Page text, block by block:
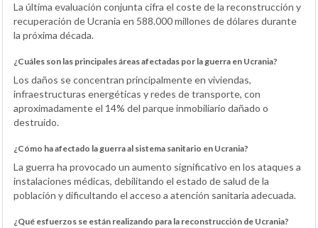
La última evaluación conjunta cifra el coste de la reconstrucción y
recuperación de Ucrania en 588.000 millones de dólares durante
la próxima década.
¿Cuáles son las principales áreas afectadas por la guerra en Ucrania?
Los daños se concentran principalmente en viviendas,
infraestructuras energéticas y redes de transporte, con
aproximadamente el 14% del parque inmobiliario dañado o
destruido.
¿Cómo ha afectado la guerra al sistema sanitario en Ucrania?
La guerra ha provocado un aumento significativo en los ataques a
instalaciones médicas, debilitando el estado de salud de la
población y dificultando el acceso a atención sanitaria adecuada.
¿Qué esfuerzos se están realizando para la reconstrucción de Ucrania?